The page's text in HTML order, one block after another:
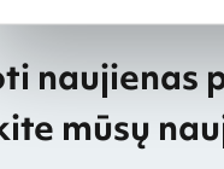
naujienas
mūsų